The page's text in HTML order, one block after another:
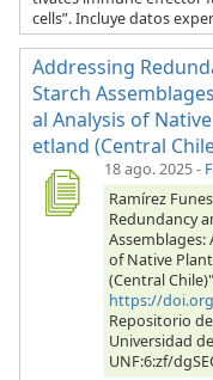
cells”. Incluye datos
Addressing
Starch
al Analysis of
etland (Central
18 ago. 2025-
Ramírez
Redundancy
Assemblages:
of Native
(Central
https://
Repositorio
Universidad
UNF:6:zf/